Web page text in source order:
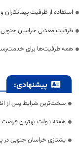
استفاده از ظرفیت
ظرفیت معدنی خراسان
همه ظرفیت‌ها برای
پیشنهادی:
سخت‌ترین شرایط پس از
هفته دولت بهترین فرصت
یشتازی خراسان جنوبی در